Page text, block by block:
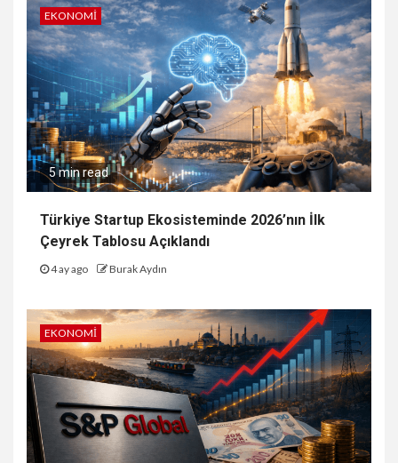
EKONOMI
5 min read
Türkiye Startup Ekosisteminde 2026’nın İlk
Çeyrek Tablosu Açıklandı
4 ay ago Burak Aydın
EKONOMI